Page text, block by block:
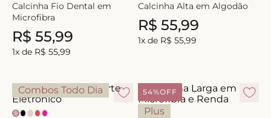
Calcinha Fio Dental em
Microfibra
R$ 55,99
1x de R$ 55,99
Calcinha Alta em Algodão
R$ 55,99
1x de R$ 55,99
Combos Todo Dia 54%OFF
Plus